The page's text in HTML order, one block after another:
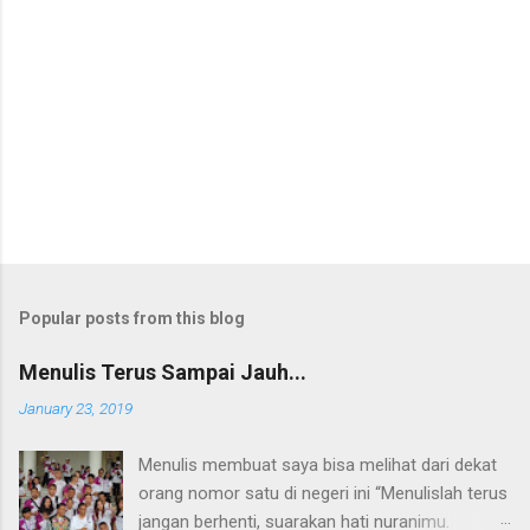
Popular posts from this blog
Menulis Terus Sampai Jauh...
January 23, 2019
Menulis membuat saya bisa melihat dari dekat
orang nomor satu di negeri ini “Menulislah terus
jangan berhenti, suarakan hati nuranimu.